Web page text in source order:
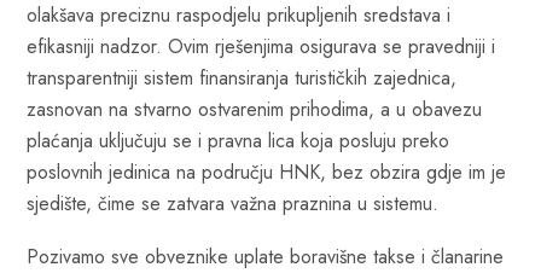
olakšava preciznu raspodjelu prikupljenih sredstava i
efikasniji nadzor. Ovim rješenjima osigurava se pravedniji i
transparentniji sistem finansiranja turističkih zajednica,
zasnovan na stvarno ostvarenim prihodima, a u obavezu
plaćanja uključuju se i pravna lica koja posluju preko
poslovnih jedinica na području HNK, bez obzira gdje im je
sjedište, čime se zatvara važna praznina u sistemu.
Pozivamo sve obveznike uplate boravišne takse i članarine